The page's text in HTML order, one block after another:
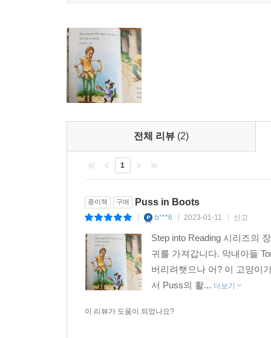
전체 리뷰 (2)
1
종이책 구매 Puss in Boots
b***6 2023-01-11 신고
Step into Reading 시리즈의
귀를 가져갑니다. 막내아들
버리려햇으나 어? 이 고양이
서 Puss의 활... 더보기
이 리뷰가 도움이 되었나요?